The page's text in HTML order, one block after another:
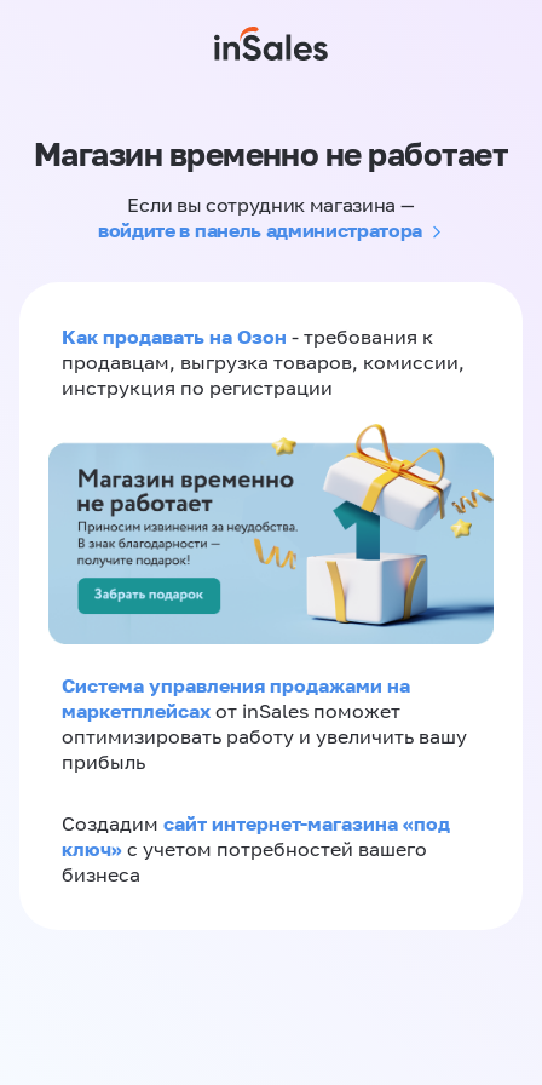
Магазин временно не работает
Если вы сотрудник магазина —
войдите в панель администратора
Как продавать на Озон - требования к
продавцам, выгрузка товаров, комиссии,
инструкция по регистрации
Система управления продажами на
маркетплейсах от inSales поможет
оптимизировать работу и увеличить вашу
прибыль
Создадим сайт интернет-магазина «под
ключ» с учетом потребностей вашего
бизнеса